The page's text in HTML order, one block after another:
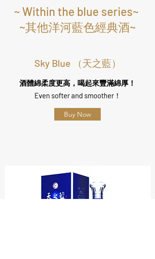
~ Within the blue series~
~其他洋河藍色經典酒~
Sky Blue （天之藍）
酒體綿柔度更高，喝起來豐滿綿厚！
Even softer and smoother！
Buy Now